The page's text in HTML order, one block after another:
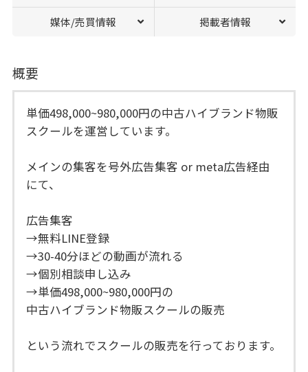
媒体/売買情報 掲載者情報
概要
単価498,000~980,000円の中古ハイブランド物販
スクールを運営しています。
メインの集客を号外広告集客 or meta広告経由
にて、
広告集客
→無料LINE登録
→30-40分ほどの動画が流れる
→個別相談申し込み
→単価498,000~980,000円の
中古ハイブランド物販スクールの販売
という流れでスクールの販売を行っております。